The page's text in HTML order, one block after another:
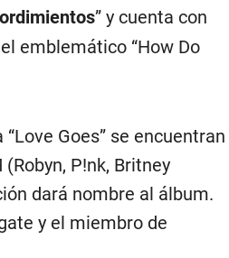
” y cuenta con
emblemático “How Do
Goes” se encuentran
P!nk, Britney
dará nombre al álbum.
y el miembro de